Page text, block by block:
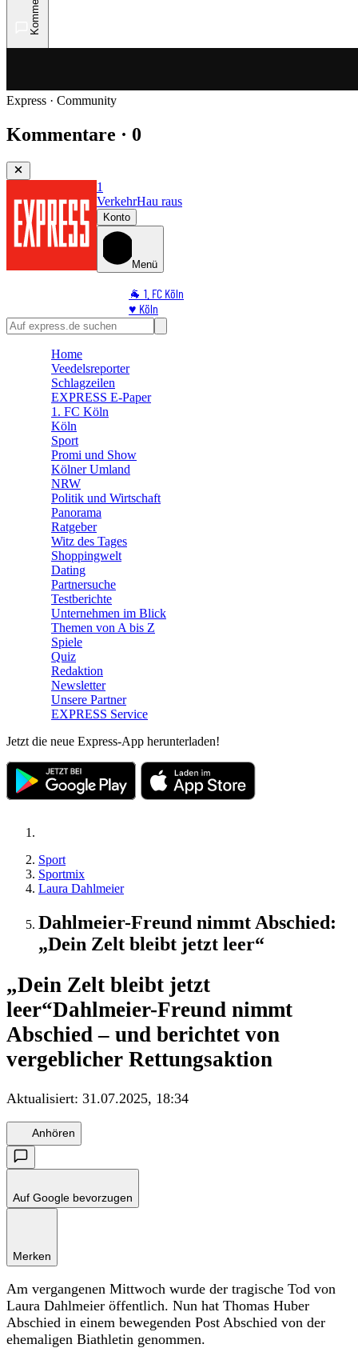
Express · Community
Kommentare · 0
1
VerkehrHau raus
Konto
Menü
🐐 1. FC Köln
♥️ Köln
⭐ Promi
🛒 Shoppingwelt
Home
Veedelsreporter
Schlagzeilen
EXPRESS E-Paper
1. FC Köln
Köln
Sport
Promi und Show
Kölner Umland
NRW
Politik und Wirtschaft
Panorama
Ratgeber
Witz des Tages
Shoppingwelt
Dating
Partnersuche
Testberichte
Unternehmen im Blick
Themen von A bis Z
Spiele
Quiz
Redaktion
Newsletter
Unsere Partner
EXPRESS Service
Jetzt die neue Express-App herunterladen!
Sport
Sportmix
Laura Dahlmeier
Dahlmeier-Freund nimmt Abschied:
„Dein Zelt bleibt jetzt leer“
„Dein Zelt bleibt jetzt
leer“Dahlmeier-Freund nimmt
Abschied – und berichtet von
vergeblicher Rettungsaktion
Aktualisiert: 31.07.2025, 18:34
Anhören
Auf Google bevorzugen
Merken
Am vergangenen Mittwoch wurde der tragische Tod von
Laura Dahlmeier öffentlich. Nun hat Thomas Huber
Abschied in einem bewegenden Post Abschied von der
ehemaligen Biathletin genommen.